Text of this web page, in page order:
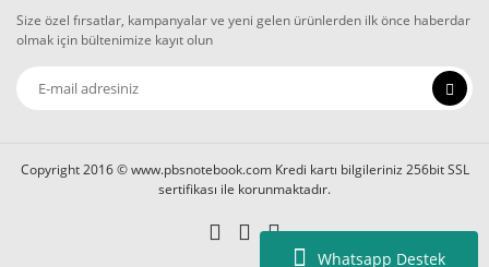
Whatsapp Destek
Size özel fırsatlar, kampanyalar ve yeni gelen ürünlerden ilk önce haberdar
olmak için bültenimize kayıt olun
Copyright 2016 © www.pbsnotebook.com Kredi kartı bilgileriniz 256bit SSL
sertifikası ile korunmaktadır.